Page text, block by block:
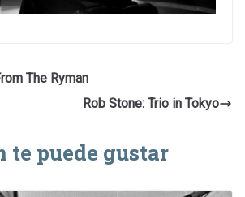
The Ryman
Rob Stone: Trio in Tokyo
te puede gustar